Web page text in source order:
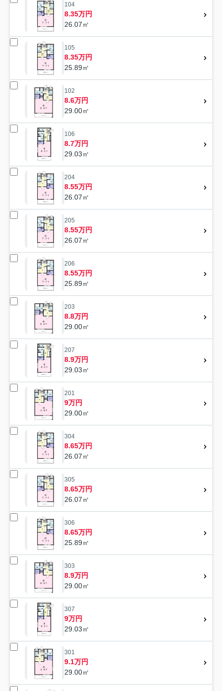
104
8.35万円
26.07㎡
105
8.35万円
25.89㎡
102
8.6万円
29.00㎡
106
8.7万円
29.03㎡
204
8.55万円
26.07㎡
205
8.55万円
26.07㎡
206
8.55万円
25.89㎡
203
8.8万円
29.00㎡
207
8.9万円
29.03㎡
201
9万円
29.00㎡
304
8.65万円
26.07㎡
305
8.65万円
26.07㎡
306
8.65万円
25.89㎡
303
8.9万円
29.00㎡
307
9万円
29.03㎡
301
9.1万円
29.00㎡